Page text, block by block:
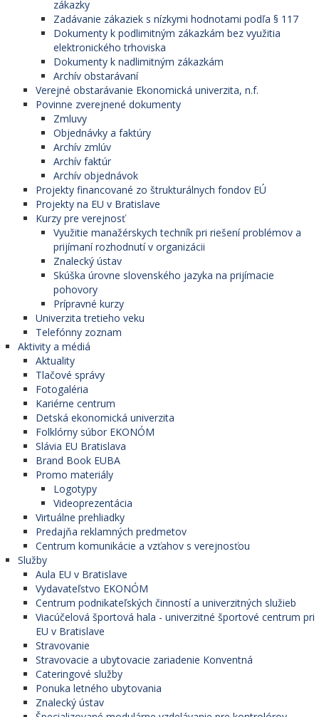
zákazky
Zadávanie zákaziek s nízkymi hodnotami podľa § 117
Dokumenty k podlimitným zákazkám bez využitia
elektronického trhoviska
Dokumenty k nadlimitným zákazkám
Archív obstarávaní
Verejné obstarávanie Ekonomická univerzita, n.f.
Povinne zverejnené dokumenty
Zmluvy
Objednávky a faktúry
Archív zmlúv
Archív faktúr
Archív objednávok
Projekty financované zo štrukturálnych fondov EÚ
Projekty na EU v Bratislave
Kurzy pre verejnosť
Využitie manažérskych techník pri riešení problémov a
prijímaní rozhodnutí v organizácii
Znalecký ústav
Skúška úrovne slovenského jazyka na prijímacie
pohovory
Prípravné kurzy
Univerzita tretieho veku
Telefónny zoznam
Aktivity a médiá
Aktuality
Tlačové správy
Fotogaléria
Kariérne centrum
Detská ekonomická univerzita
Folklórny súbor EKONÓM
Slávia EU Bratislava
Brand Book EUBA
Promo materiály
Logotypy
Videoprezentácia
Virtuálne prehliadky
Predajňa reklamných predmetov
Centrum komunikácie a vzťahov s verejnosťou
Služby
Aula EU v Bratislave
Vydavateľstvo EKONÓM
Centrum podnikateľských činností a univerzitných služieb
Viacúčelová športová hala - univerzitné športové centrum pri
EU v Bratislave
Stravovanie
Stravovacie a ubytovacie zariadenie Konventná
Cateringové služby
Ponuka letného ubytovania
Znalecký ústav